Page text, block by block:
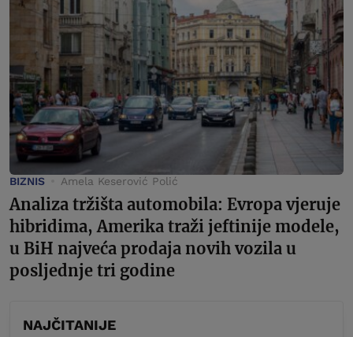
BIZNIS Amela Keserović Polić
Analiza tržišta automobila: Evropa vjeruje
hibridima, Amerika traži jeftinije modele,
u BiH najveća prodaja novih vozila u
posljednje tri godine
NAJČITANIJE